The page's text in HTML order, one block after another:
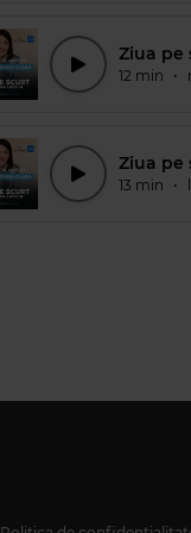
Ziua pe
12 min •
Ziua pe
13 min •